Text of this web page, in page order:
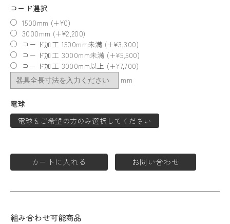
コード選択
1500mm (+¥0)
3000mm (+¥2,200)
コード加工 1500mm未満 (+¥3,300)
コード加工 3000mm未満 (+¥5,500)
コード加工 3000mm以上 (+¥7,700)
mm
電球
電球をご希望の方のみ選択してください
カートに入れる お問い合わせ
組み合わせ可能商品